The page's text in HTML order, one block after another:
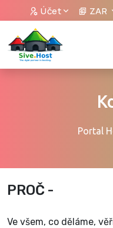
Účet ZAR
Portal
PROČ -
Ve všem, co děláme,